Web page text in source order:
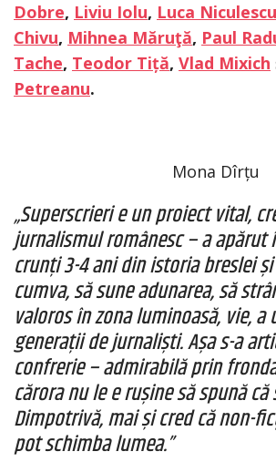
Dobre, Liviu Iolu, Luca Niculescu
Chivu, Mihnea Măruţă, Paul
Tache, Teodor Tiță, Vlad Mixich
Petreanu.
Mona Dîrțu
„Superscrieri e un proiect vital,
jurnalismul românesc – a apărut
crunți 3-4 ani din istoria breslei
cumva, să sune adunarea, să
valoros în zona luminoasă, vie, a
generații de jurnaliști. Așas-a
confrerie – admirabilă prin
cărora nu le e rușine să spună
Dimpotrivă, mai și cred că non-
pot schimba lumea.”